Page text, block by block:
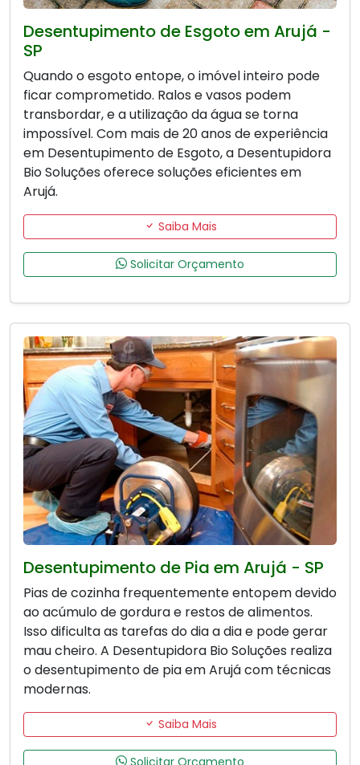
Desentupimento de Esgoto em Arujá -
SP
Quando o esgoto entope, o imóvel inteiro pode
ficar comprometido. Ralos e vasos podem
transbordar, e a utilização da água se torna
impossível. Com mais de 20 anos de experiência
em Desentupimento de Esgoto, a Desentupidora
Bio Soluções oferece soluções eficientes em
Arujá.
Saiba Mais
Solicitar Orçamento
Desentupimento de Pia em Arujá - SP
Pias de cozinha frequentemente entopem devido
ao acúmulo de gordura e restos de alimentos.
Isso dificulta as tarefas do dia a dia e pode gerar
mau cheiro. A Desentupidora Bio Soluções realiza
o desentupimento de pia em Arujá com técnicas
modernas.
Saiba Mais
Solicitar Orçamento